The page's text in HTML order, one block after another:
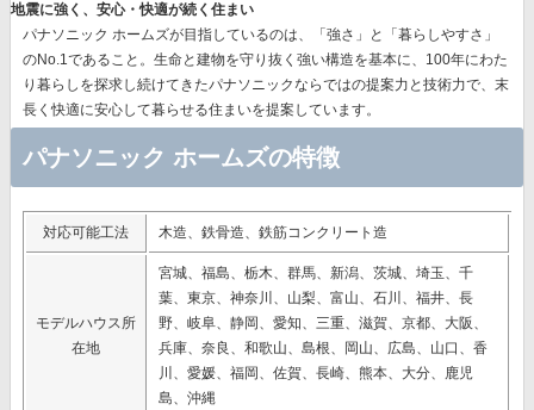
地震に強く、安心・快適が続く住まい
パナソニック ホームズが目指しているのは、「強さ」と「暮らしやすさ」
のNo.1であること。生命と建物を守り抜く強い構造を基本に、 100年にわた
り暮らしを探求し続けてきたパナソニックならではの提案力と技術力で、末
長く快適に安心して暮らせる住まいを提案しています。
パナソニック ホームズの特徴
対応可能工法 木造、鉄骨造、鉄筋コンクリート造
モデルハウス所
在地
宮城、福島、栃木、群馬、新潟、茨城、埼玉、千
葉、東京、神奈川、山梨、富山、石川、福井、長
野、岐阜、静岡、愛知、三重、滋賀、京都、大阪、
兵庫、奈良、和歌山、島根、岡山、広島、山口、香
川、愛媛、福岡、佐賀、長崎、熊本、大分、鹿児
島、沖縄